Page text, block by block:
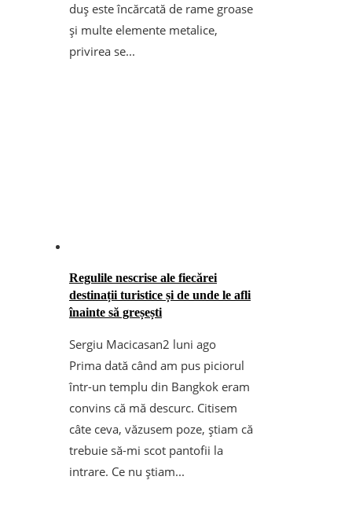
duș este încărcată de rame groase
și multe elemente metalice,
privirea se...
Regulile nescrise ale fiecărei
destinații turistice și de unde le afli
înainte să greșești
Sergiu Macicasan2 luni ago
Prima dată când am pus piciorul
într-un templu din Bangkok eram
convins că mă descurc. Citisem
câte ceva, văzusem poze, știam că
trebuie să-mi scot pantofii la
intrare. Ce nu știam...